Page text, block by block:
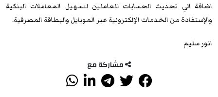
اضافة الي تحديث الحسابات للعاملين لتسهيل المعاملات البنكية
والإستفادة من الخدمات الإلكترونية عبر الموبايل والبطاقة المصرفية.
انور سليم
مشاركة مع